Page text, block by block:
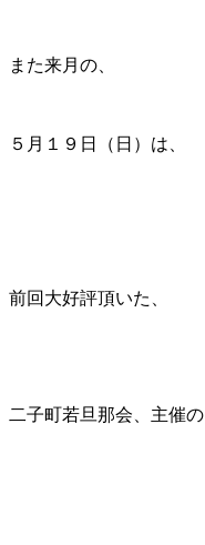
また来月の、
５月１９日（日）は、
前回大好評頂いた、
二子町若旦那会、主催の